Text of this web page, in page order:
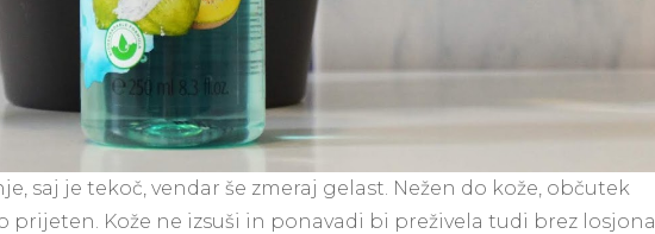
saj je tekoč, vendar še zmeraj gelast. Nežen do kože, občutek
Kože ne izsuši in ponavadi bi preživela tudi brez losjona